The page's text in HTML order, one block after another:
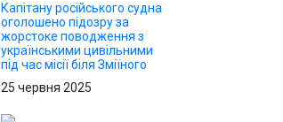
Капітану російського судна
оголошено підозру за
жорстоке поводження з
українськими цивільними
під час місії біля Зміїного
25 червня 2025